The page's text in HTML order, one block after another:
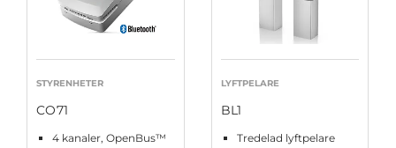
STYRENHETER
CO71
4 kanaler, OpenBus™
LYFTPELARE
BL1
Tredelad lyftpelare